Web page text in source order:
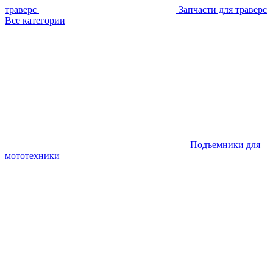
траверс
Запчасти для траверс
Все категории
Подъемники для
мототехники